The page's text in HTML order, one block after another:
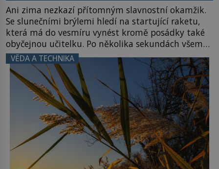
Ani zima nezkazí přítomným slavnostní okamžik.
Se slunečními brýlemi hledí na startující raketu,
která má do vesmíru vynést kromě posádky také
obyčejnou učitelku. Po několika sekundách všem
ztuhnou úsměvy, stroj totiž exploduje. Jejich
konstrukce není z levného kraje, daňové
poplatníky stojí miliardy dolarů. Na druhou stranu
zvládnou jen představitelné věci. Na malé kousky
Název: Columbia První […]
VĚDA A TECHNIKA